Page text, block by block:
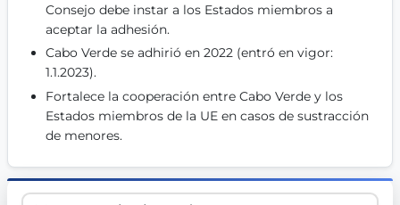
Consejo debe instar a los Estados miembros a
aceptar la adhesión.
Cabo Verde se adhirió en 2022 (entró en vigor:
1.1.2023).
Fortalece la cooperación entre Cabo Verde y los
Estados miembros de la UE en casos de sustracción
de menores.